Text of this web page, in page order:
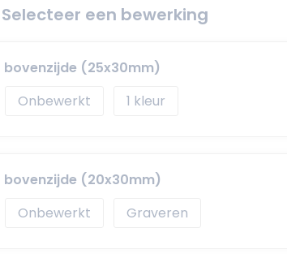
Selecteer een bewerking
bovenzijde (25x30mm)
Onbewerkt
1
bovenzijde (20x30mm)
Onbewerkt
Graveren